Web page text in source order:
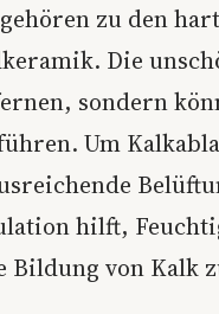
zu den
Die
sondern
Um
hilft,
Bildung von Kalk